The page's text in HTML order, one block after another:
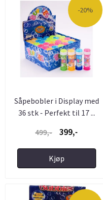
-20%
Såpebobler i Display med
36 stk - Perfekt til 17 ...
499,-
399,-
Kjøp